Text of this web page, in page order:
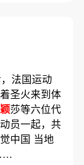
法国运动
圣火来到体
颖莎等六位代
员一起，共
中国 当地